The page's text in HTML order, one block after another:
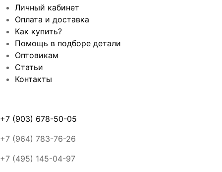
Личный кабинет
Оплата и доставка
Как купить?
Помощь в подборе детали
Оптовикам
Статьи
Контакты
+7 (903) 678-50-05
+7 (964) 783-76-26
+7 (495) 145-04-97